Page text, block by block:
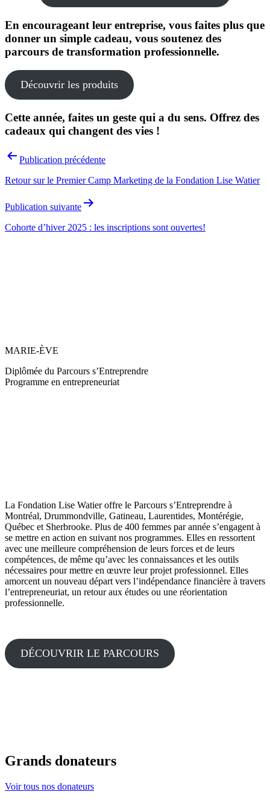
En encourageant leur entreprise, vous faites plus que
donner un simple cadeau, vous soutenez des
parcours de transformation professionnelle.
Découvrir les produits
Cette année, faites un geste qui a du sens. Offrez des
cadeaux qui changent des vies !
Navigation
l’article
Publication précédente
Retour sur le Premier Camp Marketing de la Fondation Lise Watier
Publication suivante
Cohorte d’hiver 2025 : les inscriptions sont ouvertes!
MARIE-ÈVE
Diplômée du Parcours s’Entreprendre
Programme en entrepreneuriat
La Fondation Lise Watier offre le Parcours s’Entreprendre à
Montréal, Drummondville, Gatineau, Laurentides, Montérégie,
Québec et Sherbrooke. Plus de 400 femmes par année s’engagent à
se mettre en action en suivant nos programmes. Elles en ressortent
avec une meilleure compréhension de leurs forces et de leurs
compétences, de même qu’avec les connaissances et les outils
nécessaires pour mettre en œuvre leur projet professionnel. Elles
amorcent un nouveau départ vers l’indépendance financière à travers
l’entrepreneuriat, un retour aux études ou une réorientation
professionnelle.
DÉCOUVRIR LE PARCOURS
Grands donateurs
Voir tous nos donateurs